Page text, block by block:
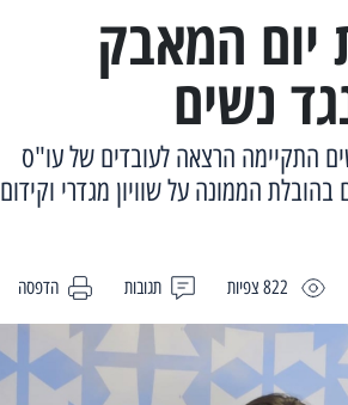
יום המאבק
נשים
התקיימה הרצאה לעובדים של עו"ס
הממונה על שוויון מגדרי וקידום
822 צפיות תגובות הדפסה